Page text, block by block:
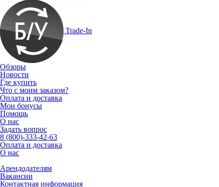
Trade-In
Обзоры
Новости
Где купить
Что с моим заказом?
Оплата и доставка
Мои бонусы
Помощь
О нас
Задать вопрос
8 (800)-333-42-63
Оплата и доставка
О нас
Арендодателям
Вакансии
Контактная информация